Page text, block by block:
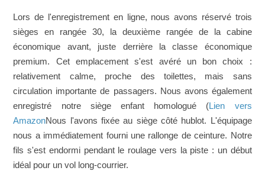
Lors de l'enregistrement en ligne, nous avons réservé trois
sièges en rangée 30, la deuxième rangée de la cabine
économique avant, juste derrière la classe économique
premium. Cet emplacement s'est avéré un bon choix :
relativement calme, proche des toilettes, mais sans
circulation importante de passagers. Nous avons également
enregistré notre siège enfant homologué (Lien vers
AmazonNous l'avons fixée au siège côté hublot. L'équipage
nous a immédiatement fourni une rallonge de ceinture. Notre
fils s'est endormi pendant le roulage vers la piste : un début
idéal pour un vol long-courrier.